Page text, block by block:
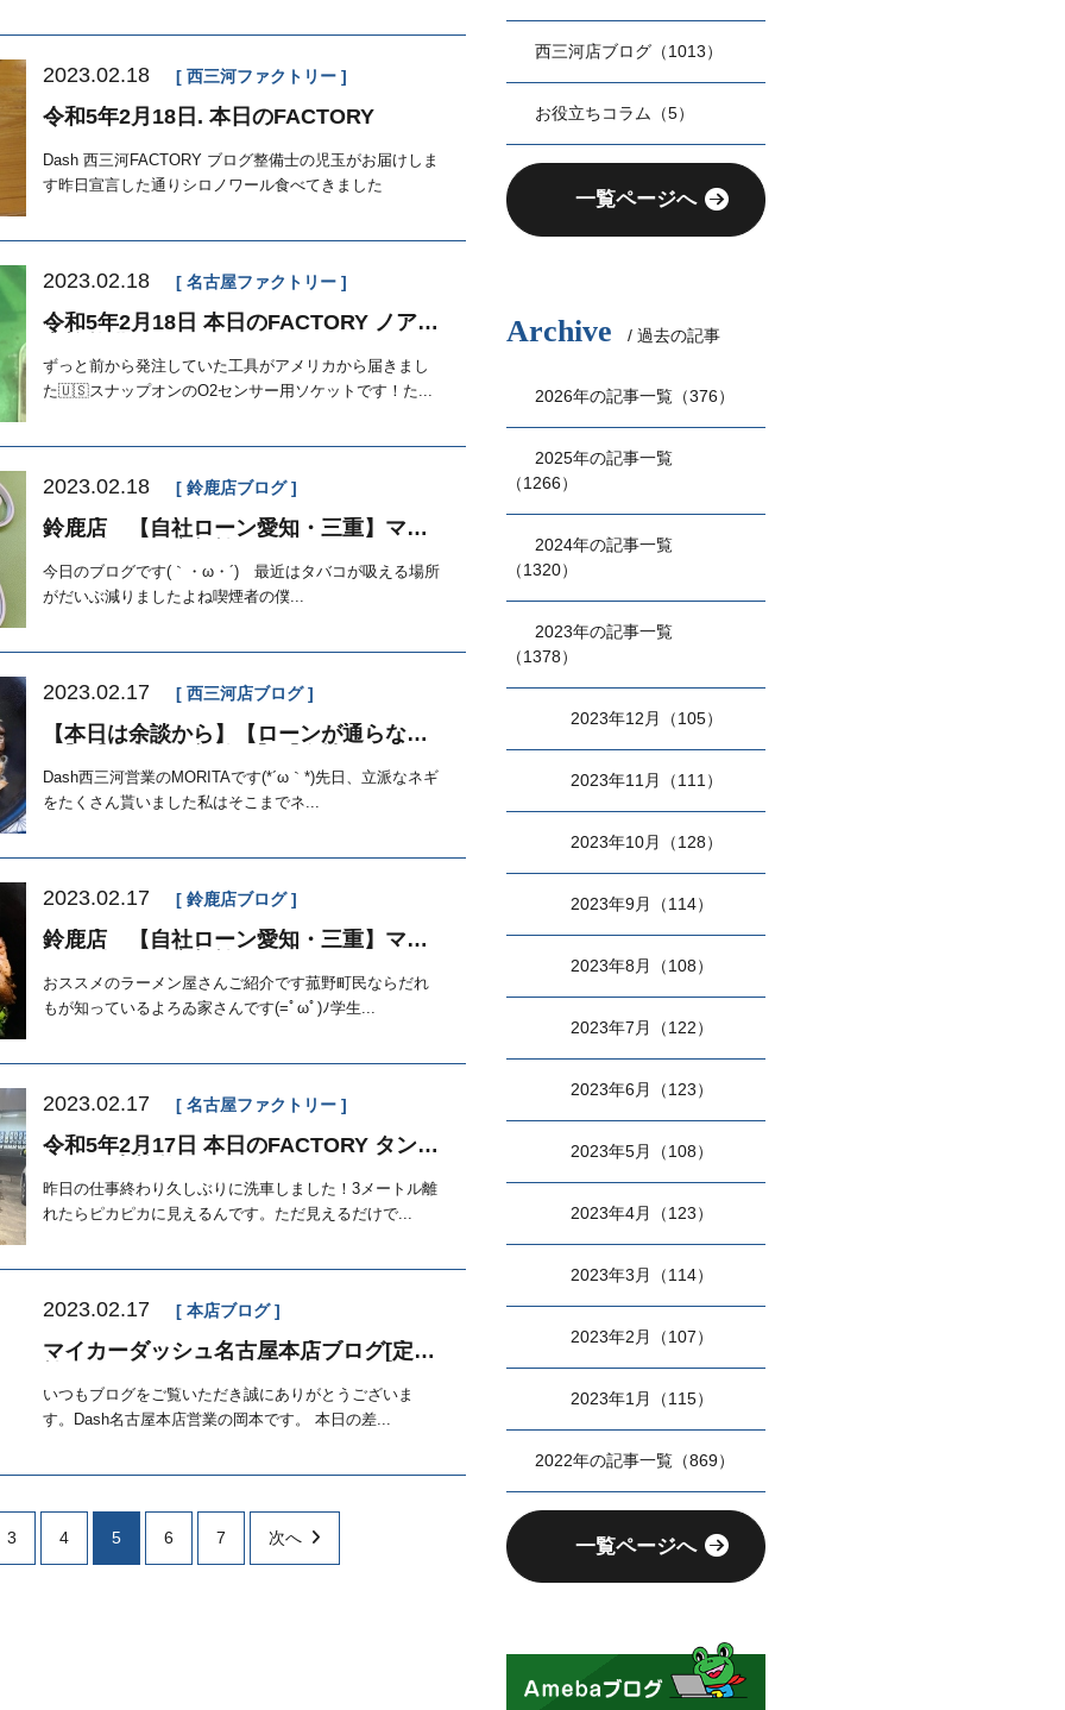
2023.02.18 西三河ファクトリー
令和5年2月18日. 本日のFACTORY
Dash 西三河FACTORY ブログ整備士の児玉がお届けしま
す昨日宣言した通りシロノワール食べてきました
2023.02.18 名古屋ファクトリー
令和5年2月18日 本日のFACTORY ノア
ずっと前から発注していた工具がアメリカから届きまし
た🇺🇸スナップオンのO2センサー用ソケットです！た...
2023.02.18 鈴鹿店ブログ
鈴鹿店 【自社ローン愛知・三重】マイ
今日のブログです(｀・ω・´)ゞ最近はタバコが吸える場所
がだいぶ減りましたよね喫煙者の僕...
2023.02.17 西三河店ブログ
【本日は余談から】【ローンが通らな
Dash】
Dash西三河営業のMORITAです(*´ω｀*)先日、立派なネギ
をたくさん貰いました私はそこまでネ...
2023.02.17 鈴鹿店ブログ
鈴鹿店 【自社ローン愛知・三重】マイ
おススメのラーメン屋さんご紹介です菰野町民ならだれ
もが知っているよろゐ家さんです(=ﾟωﾟ)ﾉ学生...
2023.02.17 名古屋ファクトリー
令和5年2月17日 本日のFACTORY タント
昨日の仕事終わり久しぶりに洗車しました！3メートル離
れたらピカピカに見えるんです。ただ見えるだけで...
2023.02.17 本店ブログ
マイカーダッシュ名古屋本店ブログ[定額
いつもブログをご覧いただき誠にありがとうございま
す。Dash名古屋本店営業の岡本です。 本日の差...
3 4 5 6 7 次へ
西三河店ブログ（1013）
お役立ちコラム（5）
一覧ページへ
Archive / 過去の記事
2026年の記事一覧（376）
2025年の記事一覧
（1266）
2024年の記事一覧
（1320）
2023年の記事一覧
（1378）
2023年12月（105）
2023年11月（111）
2023年10月（128）
2023年9月（114）
2023年8月（108）
2023年7月（122）
2023年6月（123）
2023年5月（108）
2023年4月（123）
2023年3月（114）
2023年2月（107）
2023年1月（115）
2022年の記事一覧（869）
一覧ページへ